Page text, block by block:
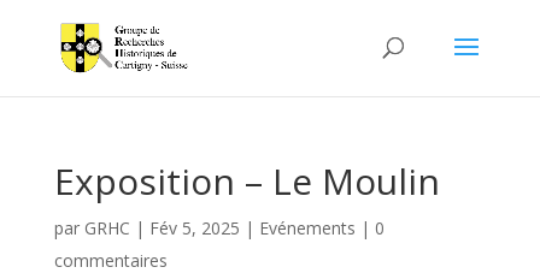
Exposition – Le Moulin
par GRHC | Fév 5, 2025 | Evénements | 0
commentaires